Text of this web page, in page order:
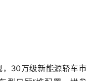
30万级新能源轿车市